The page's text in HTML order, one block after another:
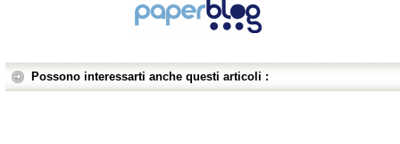
Possono interessarti anche questi articoli :